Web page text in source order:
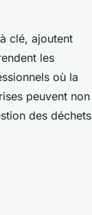
clé, ajoutent
les
où la
peuvent non
des déchets